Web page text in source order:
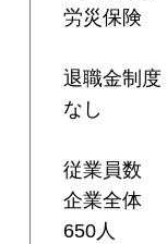
労災保険
退職金制度
なし
従業員数
企業全体
650人